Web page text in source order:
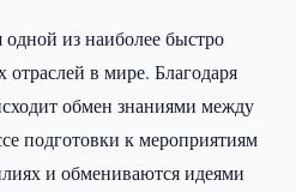
из наиболее быстро
в мире. Благодаря
обмен знаниями между
подготовки к мероприятиям
и обмениваются идеями